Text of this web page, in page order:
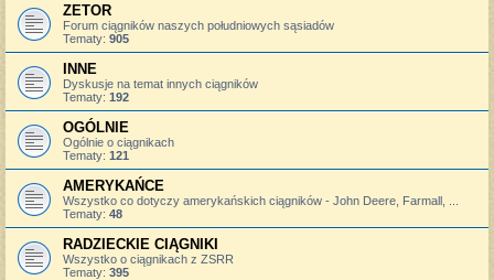
ZETOR
Forum ciągników naszych południowych sąsiadów
Tematy: 905
INNE
Dyskusje na temat innych ciągników
Tematy: 192
OGÓLNIE
Ogólnie o ciągnikach
Tematy: 121
AMERYKAŃCE
Wszystko co dotyczy amerykańskich ciągników - John Deere, Farmall, ...
Tematy: 48
RADZIECKIE CIĄGNIKI
Wszystko o ciągnikach z ZSRR
Tematy: 395